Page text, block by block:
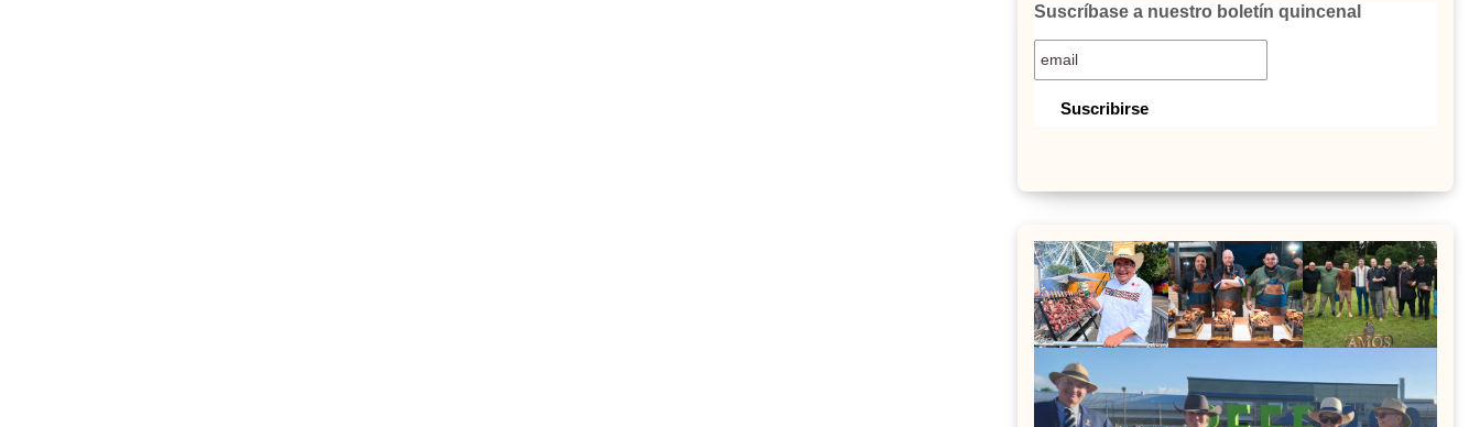
Suscríbase a nuestro boletín quincenal